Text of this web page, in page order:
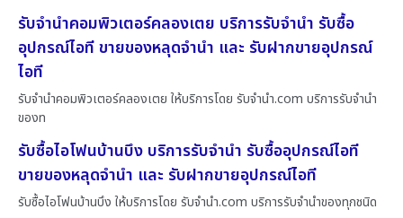
รับจำนำคอมพิวเตอร์คลองเตย บริการรับจำนำ รับซื้อ
อุปกรณ์ไอที ขายของหลุดจำนำ และ รับฝากขายอุปกรณ์
ไอที
รับจำนำคอมพิวเตอร์คลองเตย ให้บริการโดย รับจํานํา.com บริการรับจำนำ
ของท
รับซื้อไอโฟนบ้านบึง บริการรับจำนำ รับซื้ออุปกรณ์ไอที
ขายของหลุดจำนำ และ รับฝากขายอุปกรณ์ไอที
รับซื้อไอโฟนบ้านบึง ให้บริการโดย รับจํานํา.com บริการรับจำนำของทุกชนิด